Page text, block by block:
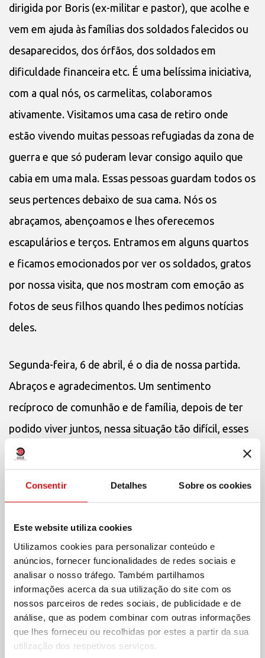
Consentir Detalhes Sobre os cookies
Este website utiliza cookies
Utilizamos cookies para personalizar conteúdo e
anúncios, fornecer funcionalidades de redes sociais e
analisar o nosso tráfego. Também partilhamos
informações acerca da sua utilização do site com os
nossos parceiros de redes sociais, de publicidade e de
análise, que as podem combinar com outras informações
que lhes forneceu ou recolhidas por estes a partir da sua
utilização dos respetivos serviços.
dirigida por Boris (ex-militar e pastor), que acolhe e
vem em ajuda às famílias dos soldados falecidos ou
desaparecidos, dos órfãos, dos soldados em
dificuldade financeira etc. É uma belíssima iniciativa,
com a qual nós, os carmelitas, colaboramos
ativamente. Visitamos uma casa de retiro onde
estão vivendo muitas pessoas refugiadas da zona de
guerra e que só puderam levar consigo aquilo que
cabia em uma mala. Essas pessoas guardam todos os
seus pertences debaixo de sua cama. Nós os
abraçamos, abençoamos e lhes oferecemos
escapulários e terços. Entramos em alguns quartos
e ficamos emocionados por ver os soldados, gratos
por nossa visita, que nos mostram com emoção as
fotos de seus filhos quando lhes pedimos notícias
deles.
Segunda-feira, 6 de abril, é o dia de nossa partida.
Abraços e agradecimentos. Um sentimento
recíproco de comunhão e de família, depois de ter
podido viver juntos, nessa situação tão difícil, esses
dias de festa e de solidariedade, de bênção e de
encorajamento.